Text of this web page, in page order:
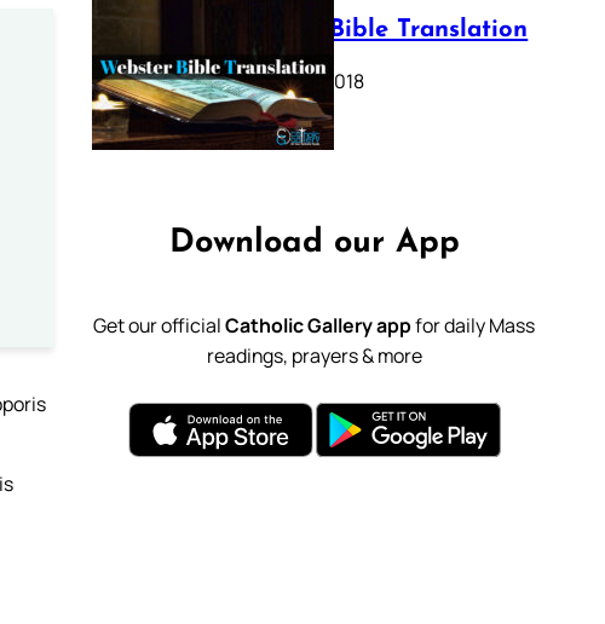
Webster Bible Translation
October 11, 2018
Download our App
Get our officialCatholic Gallery appfor daily Mass
readings, prayers & more